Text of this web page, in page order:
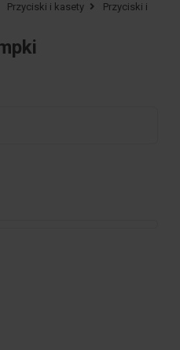
Przyciski i kasety
Przyciski i